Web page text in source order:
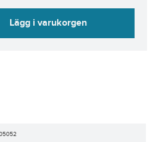
Lägg i varukorgen